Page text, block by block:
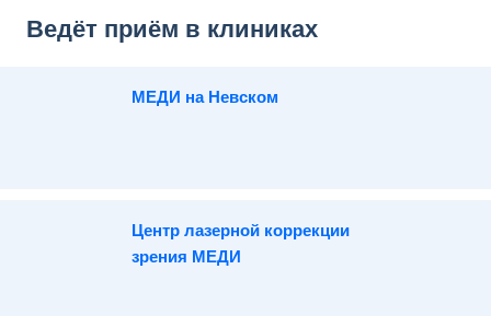
Ведёт приём в клиниках
МЕДИ на Невском
Центр лазерной коррекции
зрения МЕДИ